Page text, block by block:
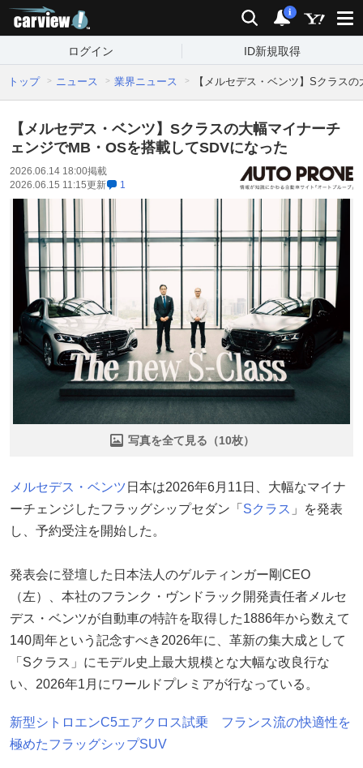
検索 通知
i
ログイン ID新規取得
トップ ニュース 業界ニュース 【メルセデス・ベンツ】Sクラス
【メルセデス・ベンツ】Sクラスの大幅マイナーチ
ェンジでMB・OSを搭載してSDVになった
2026.06.14 18:00掲載
2026.06.15 11:15更新 1
写真を全て見る（10枚）
メルセデス・ベンツ 日本は2026年6月11日、大幅なマイナ
ーチェンジしたフラッグシップセダン「 Sクラス 」を発表
し、予約受注を開始した。
発表会に登壇した日本法人のゲルティンガー剛CEO
（左）、本社のフランク・ヴンドラック開発責任者メルセ
デス・ベンツが自動車の特許を取得した1886年から数えて
140周年という記念すべき2026年に、革新の集大成として
「Sクラス」にモデル史上最大規模とな大幅な改良行な
い、2026年1月にワールドプレミアが行なっている。
新型シトロエンC5エアクロス試乗 フランス流の快適性を
極めたフラッグシップSUV